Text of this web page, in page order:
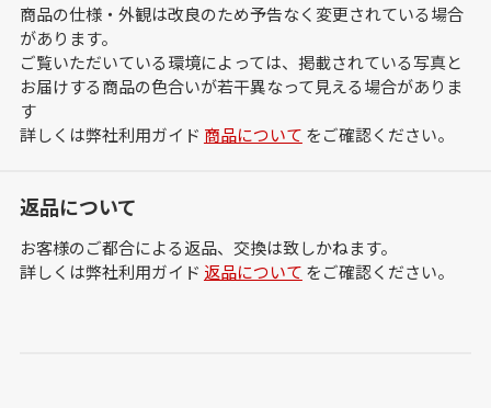
商品の仕様・外観は改良のため予告なく変更されている場合
があります。
ご覧いただいている環境によっては、掲載されている写真と
お届けする商品の色合いが若干異なって見える場合がありま
す
詳しくは弊社利用ガイド 商品について をご確認ください。
返品について
お客様のご都合による返品、交換は致しかねます。
詳しくは弊社利用ガイド 返品について をご確認ください。